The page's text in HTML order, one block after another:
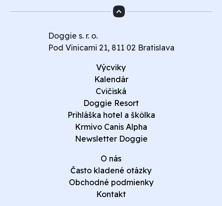
Doggie s. r. o.
Pod Vinicami 21, 811 02 Bratislava
Výcviky
Kalendár
Cvičiská
Doggie Resort
Prihláška hotel a škôlka
Krmivo Canis Alpha
Newsletter Doggie
O nás
Často kladené otázky
Obchodné podmienky
Kontakt